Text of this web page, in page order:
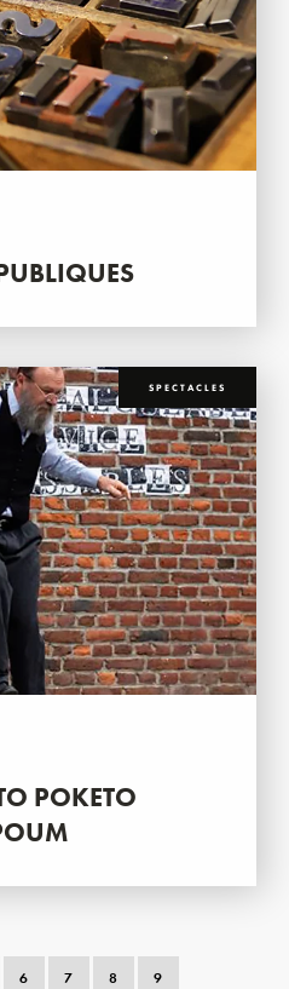
SPECTACLES
POKETO
6 7 8 9